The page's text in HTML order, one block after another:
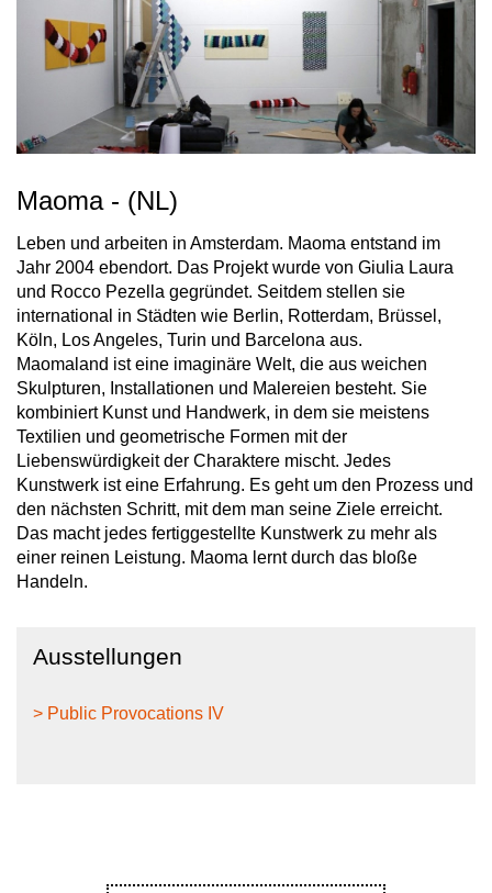
Maoma - (NL)
Leben und arbeiten in Amsterdam. Maoma entstand im
Jahr 2004 ebendort. Das Projekt wurde von Giulia Laura
und Rocco Pezella gegründet. Seitdem stellen sie
international in Städten wie Berlin, Rotterdam, Brüssel,
Köln, Los Angeles, Turin und Barcelona aus.
Maomaland ist eine imaginäre Welt, die aus weichen
Skulpturen, Installationen und Malereien besteht. Sie
kombiniert Kunst und Handwerk, in dem sie meistens
Textilien und geometrische Formen mit der
Liebenswürdigkeit der Charaktere mischt. Jedes
Kunstwerk ist eine Erfahrung. Es geht um den Prozess und
den nächsten Schritt, mit dem man seine Ziele erreicht.
Das macht jedes fertiggestellte Kunstwerk zu mehr als
einer reinen Leistung. Maoma lernt durch das bloße
Handeln.
Ausstellungen
> Public Provocations IV